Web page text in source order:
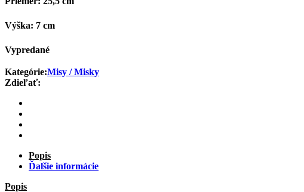
Výška: 7 cm
Vypredané
Kategórie:Misy / Misky
Zdieľať:
Popis
Ďalšie informácie
Popis